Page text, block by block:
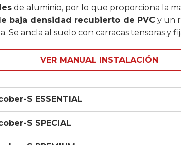
de aluminio, por lo que proporciona la
baja densidad recubierto de PVC y un
Se ancla al suelo con carracas tensoras y
VER MANUAL INSTALACIÓN
S ESSENTIAL
S SPECIAL